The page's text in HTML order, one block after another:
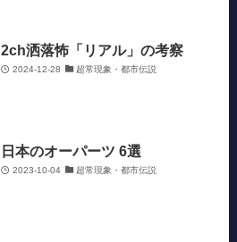
2ch洒落怖「リアル」の考察
2024-12-28 超常現象・都市伝説
日本のオーパーツ 6選
2023-10-04 超常現象・都市伝説